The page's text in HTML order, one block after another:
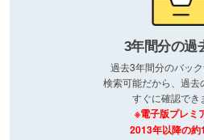
3年間分の過
過去3年間分のバッ
検索可能だから、過去
すぐに確認でき
※電子版プレミ
2013年以降の約